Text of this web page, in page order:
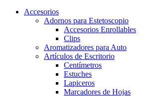
Accesorios
Adornos para Estetoscopio
Accesorios Enrollables
Clips
Aromatizadores para Auto
Artículos de Escritorio
Centímetros
Estuches
Lapiceros
Marcadores de Hojas